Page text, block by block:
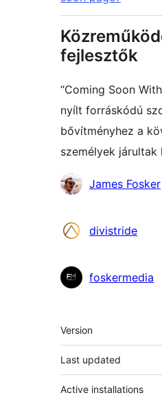
fejlesztők
“Coming Soon
nyílt forráskódú
bővítményhez a
személyek járultak
Közreműködők
James Fosker
divistride
foskermedia
Meta
Version
Last updated
Active installations